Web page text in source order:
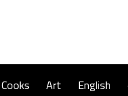
English
Art
Cooks